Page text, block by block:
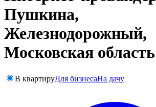
Пушкина,
Железнодорожный,
Московская область
В квартируДля бизнесаНа дачу